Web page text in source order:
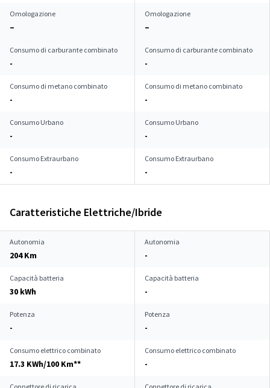
Omologazione
–
Omologazione
–
Consumo di carburante combinato
-
Consumo di carburante combinato
-
Consumo di metano combinato
-
Consumo di metano combinato
-
Consumo Urbano
-
Consumo Urbano
-
Consumo Extraurbano
-
Consumo Extraurbano
-
Caratteristiche Elettriche/Ibride
Autonomia
204 Km
Autonomia
-
Capacità batteria
30 kWh
Capacità batteria
-
Potenza
-
Potenza
-
Consumo elettrico combinato
17.3 KWh/100 Km**
Consumo elettrico combinato
-